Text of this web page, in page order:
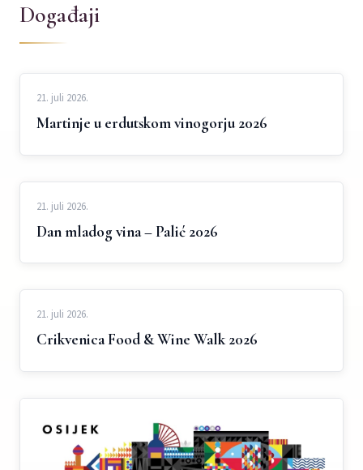
Događaji
21. juli 2026.
Martinje u erdutskom vinogorju 2026
21. juli 2026.
Dan mladog vina – Palić 2026
21. juli 2026.
Crikvenica Food & Wine Walk 2026